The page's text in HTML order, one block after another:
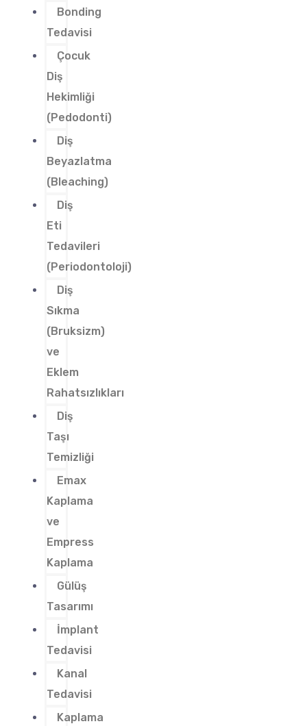
Bonding
Tedavisi
Çocuk
Diş
Hekimliği
(Pedodonti)
Diş
Beyazlatma
(Bleaching)
Diş
Eti
Tedavileri
(Periodontoloji)
Diş
Sıkma
(Bruksizm)
ve
Eklem
Rahatsızlıkları
Diş
Taşı
Temizliği
Emax
Kaplama
ve
Empress
Kaplama
Gülüş
Tasarımı
İmplant
Tedavisi
Kanal
Tedavisi
Kaplama